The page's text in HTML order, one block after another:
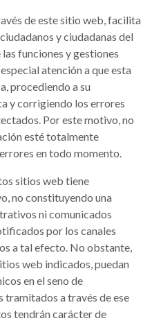
de este sitio web, facilita
y ciudadanas del
funciones y gestiones
atención a que esta
procediendo a su
y corrigiendo los errores
Por este motivo, no
esté totalmente
en todo momento.
sitios web tiene
no constituyendo una
ni comunicados
por los canales
a tal efecto. No obstante,
web indicados, puedan
en el seno de
a través de ese
tendrán carácter de